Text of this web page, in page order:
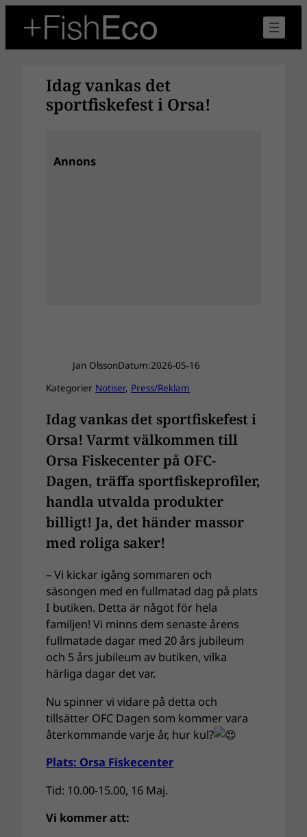
innehåll
Idag vankas det
sportfiskefest i Orsa!
Annons
Jan OlssonDatum:2026-05-16
Kategorier Notiser, Press/Reklam
Idag vankas det sportfiskefest i
Orsa! Varmt välkommen till
Orsa Fiskecenter på OFC-
Dagen, träffa sportfiskeprofiler,
handla utvalda produkter
billigt! Ja, det händer massor
med roliga saker!
– Vi kickar igång sommaren och
säsongen med en fullmatad dag på plats
I butiken. Detta är något för hela
familjen! Vi minns dem senaste årens
fullmatade dagar med 20 års jubileum
och 5 års jubileum av butiken, vilka
härliga dagar det var.
Nu spinner vi vidare på detta och
tillsätter OFC Dagen som kommer vara
återkommande varje år, hur kul?
Plats: Orsa Fiskecenter
Tid: 10.00-15.00, 16 Maj.
Vi kommer att: